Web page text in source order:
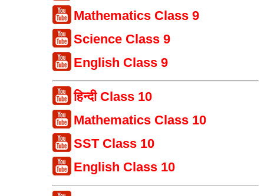
Mathematics Class 9
Science Class 9
English Class 9
हिन्दी Class 10
Mathematics Class 10
SST Class 10
English Class 10